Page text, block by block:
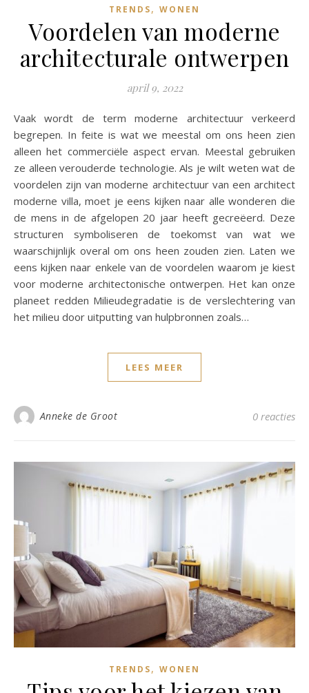
TRENDS, WONEN
Voordelen van moderne
architecturale ontwerpen
april 9, 2022
Vaak wordt de term moderne architectuur verkeerd
begrepen. In feite is wat we meestal om ons heen zien
alleen het commerciële aspect ervan. Meestal gebruiken
ze alleen verouderde technologie. Als je wilt weten wat de
voordelen zijn van moderne architectuur van een architect
moderne villa, moet je eens kijken naar alle wonderen die
de mens in de afgelopen 20 jaar heeft gecreëerd. Deze
structuren symboliseren de toekomst van wat we
waarschijnlijk overal om ons heen zouden zien. Laten we
eens kijken naar enkele van de voordelen waarom je kiest
voor moderne architectonische ontwerpen. Het kan onze
planeet redden Milieudegradatie is de verslechtering van
het milieu door uitputting van hulpbronnen zoals…
LEES MEER
Anneke de Groot 0 reacties
TRENDS, WONEN